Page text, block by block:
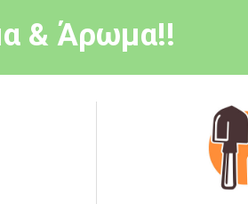
& Άρωμα!!